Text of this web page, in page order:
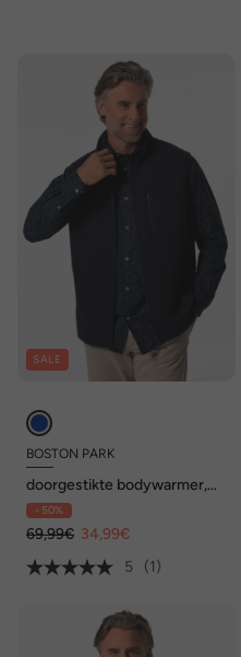
SALE
BOSTON PARK
doorgestikte bodywarmer,
opstaande kraag, tot 52/54 /
84/86
- 50%
69,99€ 34,99€
5
(1)